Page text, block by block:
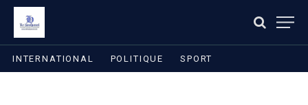
INTERNATIONAL POLITIQUE SPORT